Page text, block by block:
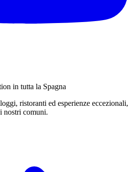
in tutta la Spagna
ristoranti ed esperienze eccezionali,
nostri comuni.